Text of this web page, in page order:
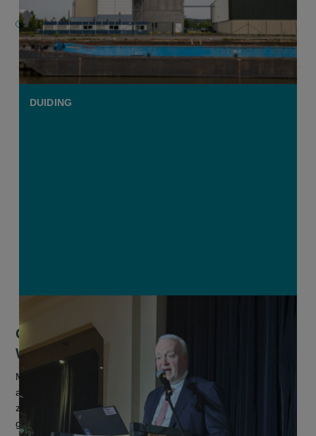
20 MEI 2025
Granen, aardappelen, suiker en zuivel:
Wat zijn de verwachtingen voor 2025?
Matige en weinig wijzigende graanprijzen, positivisme over de
aardappelmarkt, verdere druk op de suikerprijzen en goede
zuivelprijzen, al zal niet elke melkveehouder daar in even
grote mate...
DUIDING